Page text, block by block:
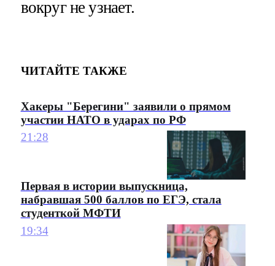
вокруг не узнает.
ЧИТАЙТЕ ТАКЖЕ
Хакеры "Берегини" заявили о прямом
участии НАТО в ударах по РФ
21:28
Первая в истории выпускница,
набравшая 500 баллов по ЕГЭ, стала
студенткой МФТИ
19:34